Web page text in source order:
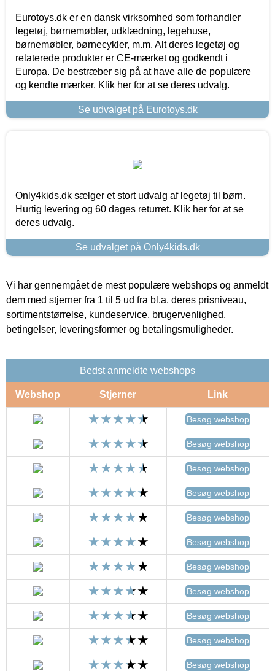
Eurotoys.dk er en dansk virksomhed som forhandler
legetøj, børnemøbler, udklædning, legehuse,
børnemøbler, børnecykler, m.m. Alt deres legetøj og
relaterede produkter er CE-mærket og godkendt i
Europa. De bestræber sig på at have alle de populære
og kendte mærker. Klik her for at se deres udvalg.
Se udvalget på Eurotoys.dk
Only4kids.dk sælger et stort udvalg af legetøj til børn.
Hurtig levering og 60 dages returret. Klik her for at se
deres udvalg.
Se udvalget på Only4kids.dk
Vi har gennemgået de mest populære webshops og anmeldt
dem med stjerner fra 1 til 5 ud fra bl.a. deres prisniveau,
sortimentstørrelse, kundeservice, brugervenlighed,
betingelser, leveringsformer og betalingsmuligheder.
Bedst anmeldte webshops
Webshop Stjerner Link
Besøg webshop
Besøg webshop
Besøg webshop
Besøg webshop
Besøg webshop
Besøg webshop
Besøg webshop
Besøg webshop
Besøg webshop
Besøg webshop
Besøg webshop